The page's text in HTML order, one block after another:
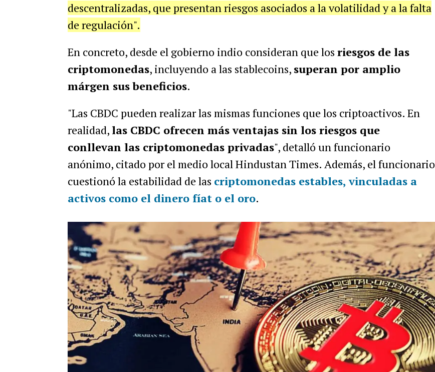
descentralizadas, que presentan riesgos asociados a la volatilidad y a la falta
de regulación".
En concreto, desde el gobierno indio consideran que los riesgos de las
criptomonedas, incluyendo a las stablecoins, superan por amplio
márgen sus beneficios.
"Las CBDC pueden realizar las mismas funciones que los criptoactivos. En
realidad,las CBDC ofrecen más ventajas sin los riesgos que
conllevan las criptomonedas privadas", detalló un funcionario
anónimo, citado por el medio local Hindustan Times. Además, el funcionario
cuestionó la estabilidad de las criptomonedas estables, vinculadas a
activos como el dinero fíat o el oro.